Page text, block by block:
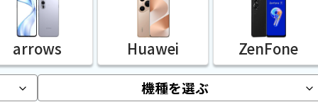
arrows Huawei ZenFone